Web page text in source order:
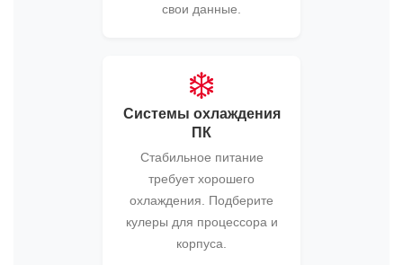
свои данные.
❄️
Системы охлаждения
ПК
Стабильное питание
требует хорошего
охлаждения. Подберите
кулеры для процессора и
корпуса.